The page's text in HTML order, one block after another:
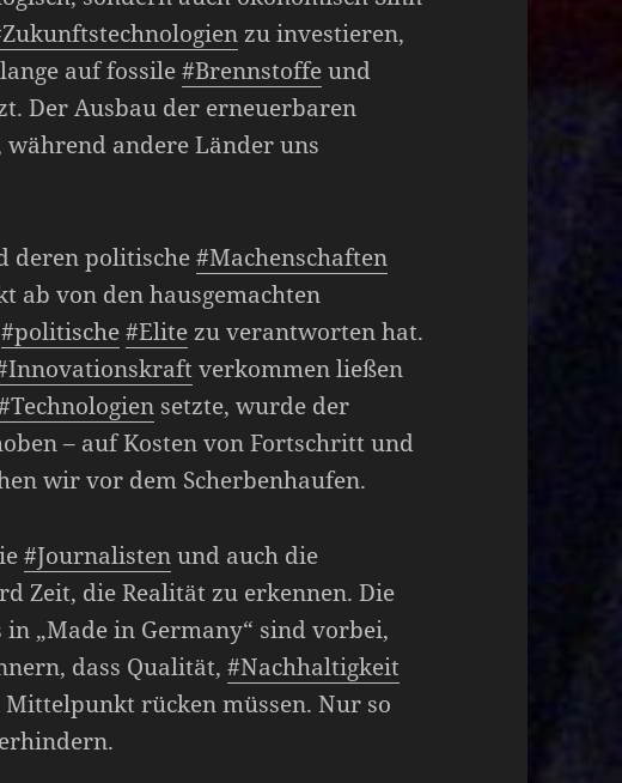
zu investieren,
auf fossile#Brennstoffeund
Der Ausbau der erneuerbaren
andere Länder uns
deren politische#Machenschaften
ab von den hausgemachten
#politische #Elitezu verantworten hat.
verkommen ließen
setzte, wurde der
– auf Kosten von Fortschritt und
wir vor dem Scherbenhaufen.
#Journalistenund auch die
Zeit, die Realität zu erkennen. Die
„Made in Germany“ sind vorbei,
dass Qualität,#Nachhaltigkeit
rücken müssen. Nur so